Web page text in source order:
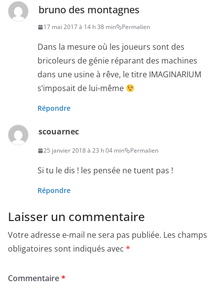
bruno des montagnes
17 mai 2017 à 14 h 38 min Permalien
Dans la mesure où les joueurs sont des
bricoleurs de génie réparant des machines
dans une usine à rêve, le titre IMAGINARIUM
s’imposait de lui-même
Répondre
scouarnec
25 janvier 2018 à 23 h 04 min Permalien
Si tu le dis ! les pensée ne tuent pas !
Répondre
Laisser un commentaire
Votre adresse e-mail ne sera pas publiée. Les champs
obligatoires sont indiqués avec *
Commentaire*